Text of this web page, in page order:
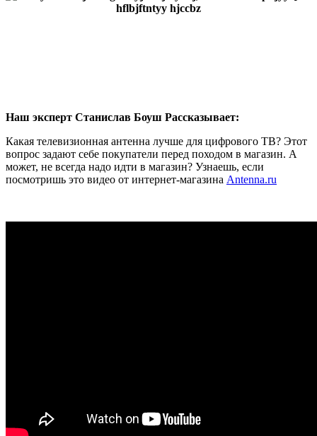
Наш эксперт Станислав Боуш Рассказывает:
Какая телевизионная антенна лучше для цифрового ТВ? Этот
вопрос задают себе покупатели перед походом в магазин. А
может, не всегда надо идти в магазин? Узнаешь, если
посмотришь это видео от интернет-магазина Antenna.ru